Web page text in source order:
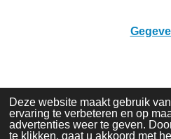
Deze website maakt gebruik
ervaring te verbeteren en op
advertenties weer te geven.
te klikken, gaat u akkoord met
Privacyverklaring| Website made